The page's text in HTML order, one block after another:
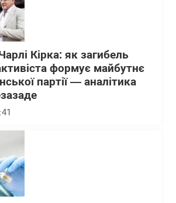
Кірка: як загибель
формує майбутнє
партії — аналітика